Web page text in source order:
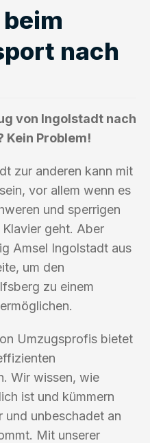
nach
von Ingolstadt nach
Kein Problem!
zur anderen kann mit
vor allem wenn es
und sperrigen
geht. Aber
Amsel Ingolstadt aus
um den
zu einem
Umzugsprofis bietet
Wir wissen, wie
ist und kümmern
und unbeschadet an
Mit unserer